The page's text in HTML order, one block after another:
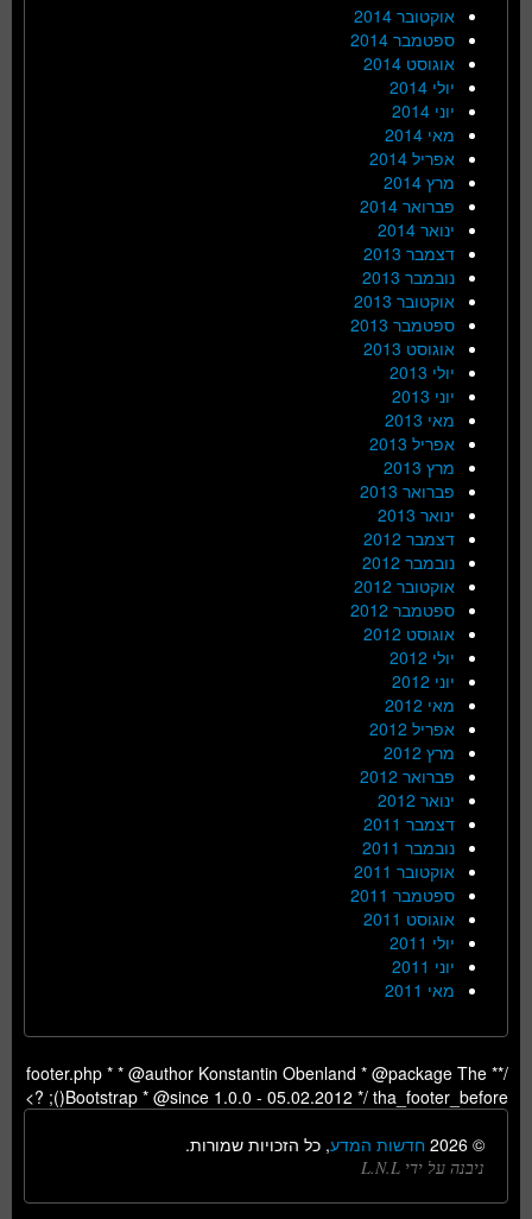
אוקטובר 2014
ספטמבר 2014
אוגוסט 2014
יולי 2014
יוני 2014
מאי 2014
אפריל 2014
מרץ 2014
פברואר 2014
ינואר 2014
דצמבר 2013
נובמבר 2013
אוקטובר 2013
ספטמבר 2013
אוגוסט 2013
יולי 2013
יוני 2013
מאי 2013
אפריל 2013
מרץ 2013
פברואר 2013
ינואר 2013
דצמבר 2012
נובמבר 2012
אוקטובר 2012
ספטמבר 2012
אוגוסט 2012
יולי 2012
יוני 2012
מאי 2012
אפריל 2012
מרץ 2012
פברואר 2012
ינואר 2012
דצמבר 2011
נובמבר 2011
אוקטובר 2011
ספטמבר 2011
אוגוסט 2011
יולי 2011
יוני 2011
מאי 2011
/** footer.php * * @author Konstantin Obenland * @package The
Bootstrap * @since 1.0.0 - 05.02.2012 */ tha_footer_before(); ?>
© 2026
חדשות המדע, כל הזכויות שמורות.
ניבנה על ידי L.N.L